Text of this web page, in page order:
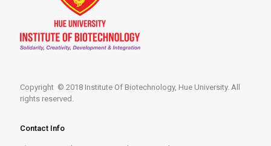
Copyright © 2018 Institute Of Biotechnology, Hue University. All
rights reserved.
Contact Info